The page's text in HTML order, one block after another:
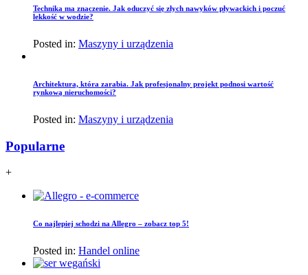
Technika ma znaczenie. Jak oduczyć się złych nawyków pływackich i poczuć
lekkość w wodzie?
Posted in: Maszyny i urządzenia
Architektura, która zarabia. Jak profesjonalny projekt podnosi wartość
rynkową nieruchomości?
Posted in: Maszyny i urządzenia
Popularne
+
Co najlepiej schodzi na Allegro – zobacz top 5!
Posted in: Handel online